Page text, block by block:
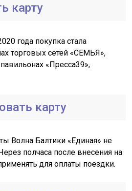
карту
года покупка стала
торговых сетей «СЕМЬЯ»,
«Пресса39»,
карту
Волна Балтики «Единая» не
полчаса после внесения на
для оплаты поездки.